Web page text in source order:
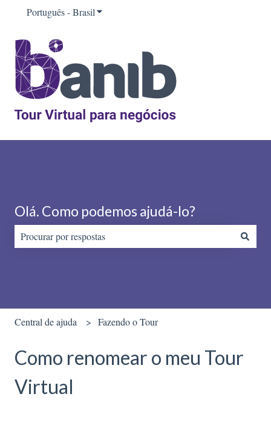
Português - BrasilMostrar submenu para traduções
Olá. Como podemos ajudá-lo?
Central de ajuda Fazendo o Tour
Como renomear o meu Tour
Virtual